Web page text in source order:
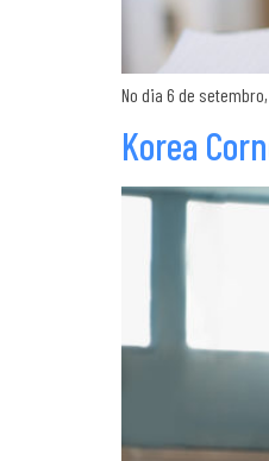
No dia 6 de
Korea